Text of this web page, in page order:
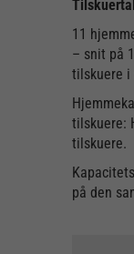
11
– snit på
tilskuere i
tilskuere:
tilskuere.
på den